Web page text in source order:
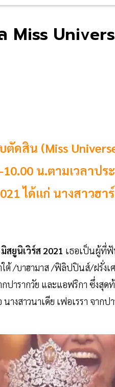
Miss
ดสิน (Miss
10.00 น.ตามเวลาป
ได้แก่ นางสาวฮ
มิสยูนิเวิร์ส 2021 เธอเป็นผู้ที่ฟั
ต้ /บาฮามาส /ฟิลิปปินส์/ฝรั่งเ
ปารากวัย และแอฟริกา ซึ่งสุด
งสาวนาเดีย เฟอเรรา จากป